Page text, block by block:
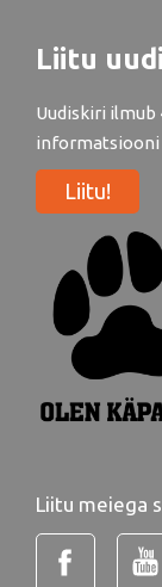
Liitu
Uudiskiri ilmub
Liitu!
Liitu meiega